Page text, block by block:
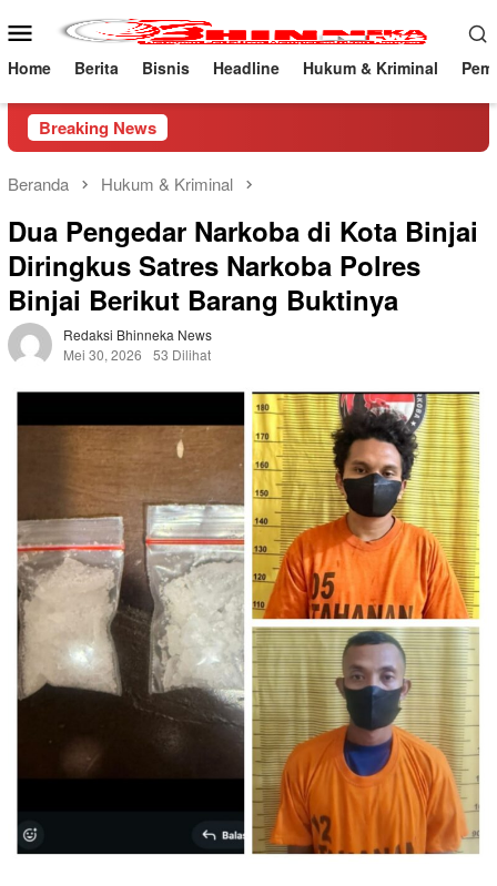
ke
konten
Menu
Mobile
Home Berita Bisnis Headline Hukum & Kriminal
Breaking News
Beranda Hukum & Kriminal
Dua Pengedar Narkoba di Kota Binjai
Diringkus Satres Narkoba Polres
Binjai Berikut Barang Buktinya
Redaksi Bhinneka News
Mei 30, 2026
53 Dilihat